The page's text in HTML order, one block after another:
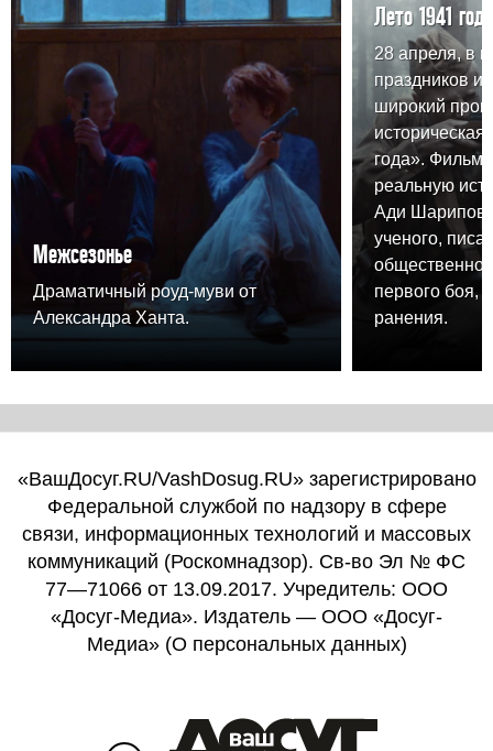
Межсезонье
Драматичный роуд-муви от
Александра Ханта.
Лето 1941 года
28 апреля, в
праздников
широкий
года». Фильм
реальную
Ади
ученого,
первого боя,
ранения.
«ВашДосуг.RU/VashDosug.RU» зарегистрировано
Федеральной службой по надзору в сфере
связи, информационных технологий и массовых
коммуникаций (Роскомнадзор). Св-во Эл № ФС
77—71066 от 13.09.2017. Учредитель: ООО
«Досуг-Медиа». Издатель — ООО «Досуг-
Медиа» (О персональных данных)